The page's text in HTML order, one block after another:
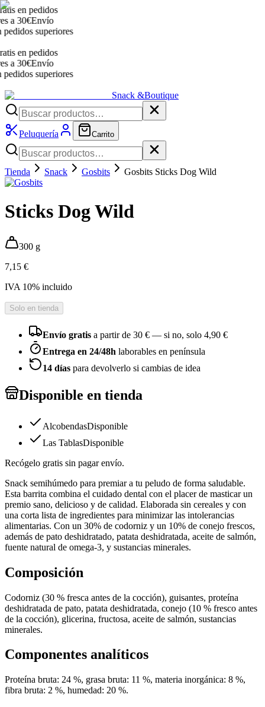
en pedidos
30€Envío
superiores
en pedidos
30€Envío
superiores
Snack &Boutique
Peluquería Carrito
Tienda Snack Gosbits Gosbits Sticks Dog Wild
Sticks Dog Wild
300 g
7,15 €
IVA 10% incluido
Solo en tienda
Envío gratis a partir de 30 € — si no, solo 4,90 €
Entrega en 24/48h laborables en península
14 días para devolverlo si cambias de idea
Disponible en tienda
AlcobendasDisponible
Las TablasDisponible
Recógelo gratis sin pagar envío.
Snack semihúmedo para premiar a tu peludo de forma saludable.
Esta barrita combina el cuidado dental con el placer de masticar un
premio sano, delicioso y de calidad. Elaborada sin cereales y con
una corta lista de ingredientes para minimizar las intolerancias
alimentarias. Con un 30% de codorniz y un 10% de conejo frescos,
además de pato deshidratado, patata deshidratada, aceite de salmón,
fuente natural de omega-3, y sustancias minerales.
Composición
Codorniz (30 % fresca antes de la cocción), guisantes, proteína
deshidratada de pato, patata deshidratada, conejo (10 % fresco antes
de la cocción), glicerina, fructosa, aceite de salmón, sustancias
minerales.
Componentes analíticos
Proteína bruta: 24 %, grasa bruta: 11 %, materia inorgánica: 8 %,
fibra bruta: 2 %, humedad: 20 %.